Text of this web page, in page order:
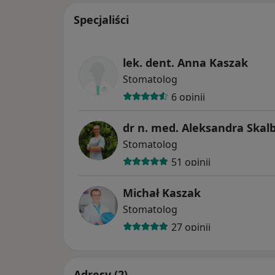
Specjaliści
lek. dent. Anna Kaszak
Stomatolog
6 opinii
dr n. med. Aleksandra
Stomatolog
51 opinii
Michał Kaszak
Stomatolog
27 opinii